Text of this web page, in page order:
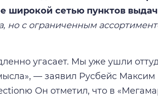
широкой сетью пунктов
но с ограниченным
угасает. Мы уже ушли
— заявил Русбейс Максим
Он отметил, что в